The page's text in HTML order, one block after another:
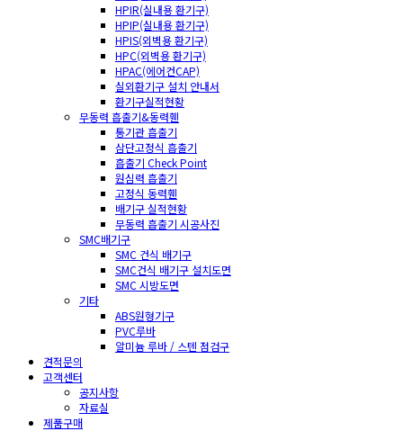
HPIR(실내용 환기구)
HPIP(실내용 환기구)
HPIS(외벽용 환기구)
HPC(외벽용 환기구)
HPAC(에어컨CAP)
실외환기구 설치 안내서
환기구실적현황
무동력 흡출기&동력휀
통기관 흡출기
삼단고정식 흡출기
흡출기 Check Point
원심력 흡출기
고정식 동력휀
배기구 실적현황
무동력 흡출기 시공사진
SMC배기구
SMC 건식 배기구
SMC건식 배기구 설치도면
SMC 시방도면
기타
ABS원형기구
PVC루바
알미늄 루바 / 스텐 점검구
견적문의
고객센터
공지사항
자료실
제품구매